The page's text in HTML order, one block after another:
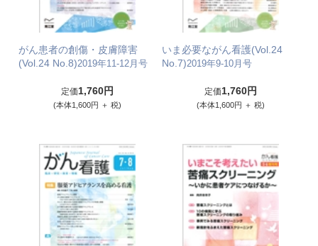
がん患者の創傷・皮膚障害
(Vol.24 No.8)2019年11-12月号
定価1,760円
(本体1,600円 ＋ 税)
いま必要ながん看護(Vol.24
No.7)2019年9-10月号
定価1,760円
(本体1,600円 ＋ 税)